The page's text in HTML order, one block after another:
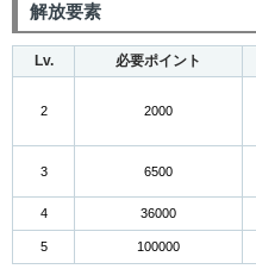
解放要素
Lv. 必要ポイント
2 2000
3 6500
4 36000
5 100000